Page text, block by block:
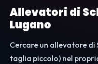
Allevatori di
Lugano
Cercare un allevatore di
taglia piccolo) nel